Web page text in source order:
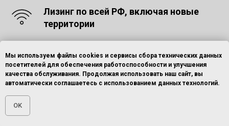
Лизинг по всей РФ, включая новые
территории
Почему стоит работать с
Главная
Мы используем файлы cookies и сервисы сбора технических данных
посетителей для обеспечения работоспособности и улучшения
качества обслуживания. Продолжая использовать наш сайт, вы
автоматически соглашаетесь с использованием данных технологий.
OK